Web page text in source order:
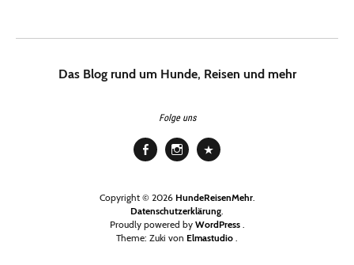
Das Blog rund um Hunde, Reisen und mehr
Folge uns
Copyright © 2026 HundeReisenMehr
Datenschutzerklärung
Proudly powered by WordPress
Theme: Zuki von Elmastudio